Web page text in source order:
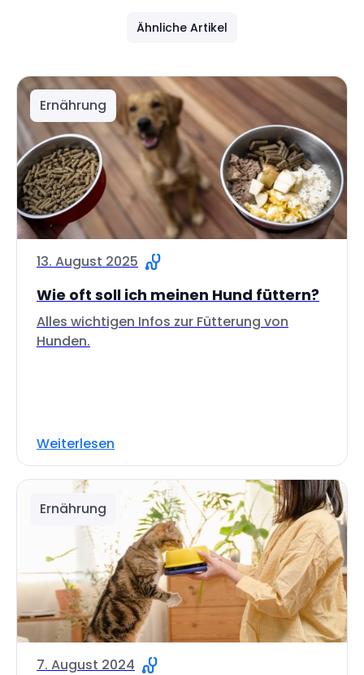
Ähnliche Artikel
Ernährung
13. August 2025
Wie oft soll ich meinen Hund füttern?
Alles wichtigen Infos zur Fütterung von
Hunden.
Weiterlesen
Ernährung
7. August 2024